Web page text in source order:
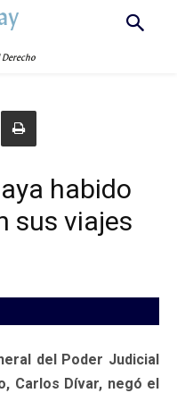
Derecho
habido
sus viajes
del Poder Judicial
Carlos Dívar, negó el